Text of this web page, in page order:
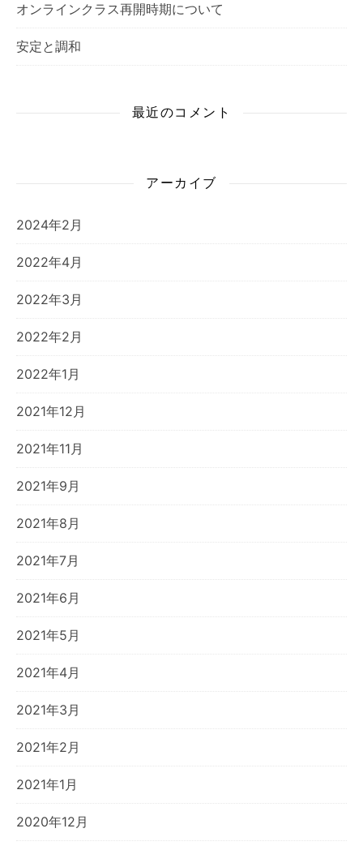
オンラインクラス再開時期について
安定と調和
最近のコメント
アーカイブ
2024年2月
2022年4月
2022年3月
2022年2月
2022年1月
2021年12月
2021年11月
2021年9月
2021年8月
2021年7月
2021年6月
2021年5月
2021年4月
2021年3月
2021年2月
2021年1月
2020年12月